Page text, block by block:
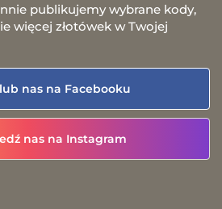
publikujemy wybrane kody,
więcej złotówek w Twojej
nas na Facebooku
nas na Instagram